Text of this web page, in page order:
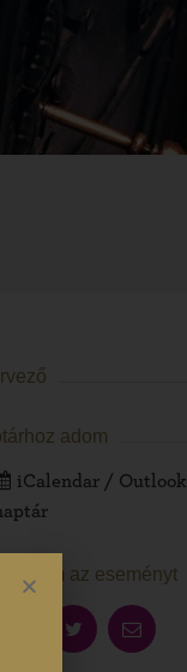
adom
iCalendar / Outlook
az eseményt